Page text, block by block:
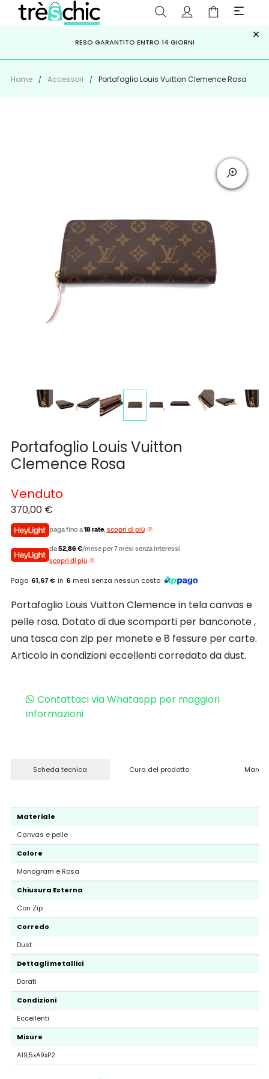
PAGA A RATE CONKLARNA,HEYLIGHT, APPAGO
ISCRIVITI ALLA NEWSLETTER PER NON PERDERE SCONTI E
OFFERTE IMPERDIBILI!
RESO GARANTITO ENTRO 14 GIORNI ×
Home Accessori Portafoglio Louis Vuitton Clemence Rosa
Portafoglio Louis Vuitton
Clemence Rosa
370,00 €
paga fino a18 rate, scopri di più
da52,86 €/mese per 7 mesi senza interessi
scopri di più
Paga 61,67 € in 6 mesi senza nessun costo
Venduto
Portafoglio Louis Vuitton Clemence in tela canvas e
pelle rosa. Dotato di due scomparti per banconote ,
una tasca con zip per monete e 8 fessure per carte.
Articolo in condizioni eccellenti corredato da dust.
Contattaci via Whataspp per maggiori
informazioni
Scheda tecnica Cura del prodotto
Materiale
Canvas e pelle
Colore
Monogram e Rosa
Chiusura Esterna
Con Zip
Corredo
Dust
Dettagli metallici
Dorati
Condizioni
Eccellenti
Misure
A19,5xA9xP2